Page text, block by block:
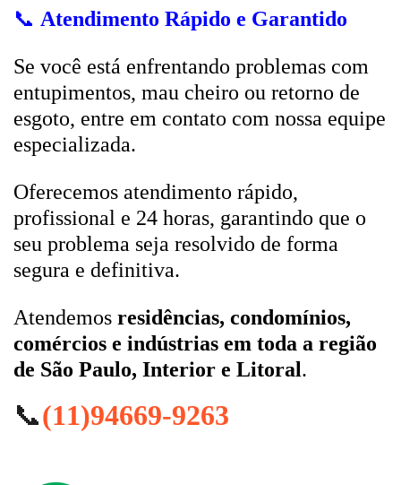
📞 Atendimento Rápido e Garantido
Se você está enfrentando problemas com
entupimentos, mau cheiro ou retorno de
esgoto, entre em contato com nossa equipe
especializada.
Oferecemos atendimento rápido,
profissional e 24 horas, garantindo que o
seu problema seja resolvido de forma
segura e definitiva.
Atendemos residências, condomínios,
comércios e indústrias em toda a região
de São Paulo, Interior e Litoral.
📞(11)94669-9263